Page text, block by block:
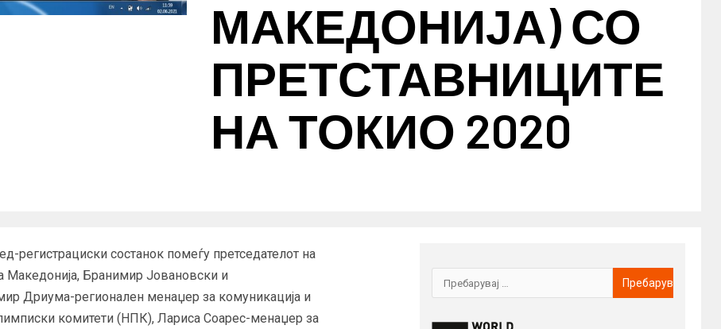
МАКЕДОНИЈА) СО
ПРЕТСТАВНИЦИТЕ
НА ТОКИО 2020
регистрациски состанок помеѓу претседателот на
Македонија, Бранимир Јовановски и
Дриума-регионален менаџер за комуникација и
комитети (НПК), Лариса Соарес-менаџер за